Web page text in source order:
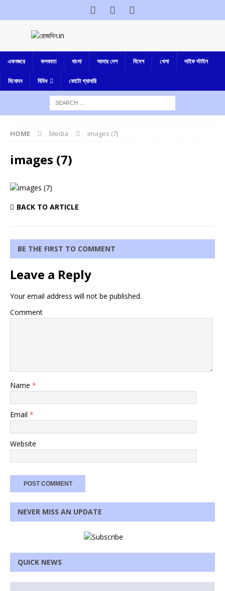
একনজরে কলকাতা বাংলা আমার দেশ বিদেশ খেলা লাইফ স্টাইল
বিনোদন বিবিধ ফোটো গ্যালারি
HOME Media images (7)
images (7)
BACK TO ARTICLE
BE THE FIRST TO COMMENT
Leave a Reply
Your email address will not be published.
Comment
Name *
Email *
Website
NEVER MISS AN UPDATE
QUICK NEWS